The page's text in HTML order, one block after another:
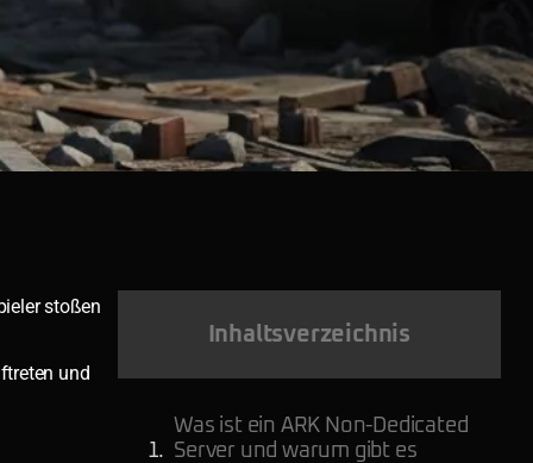
stoßen
und
Inhaltsverzeichnis
Was ist ein ARK Non-Dedicated
Server und warum gibt es